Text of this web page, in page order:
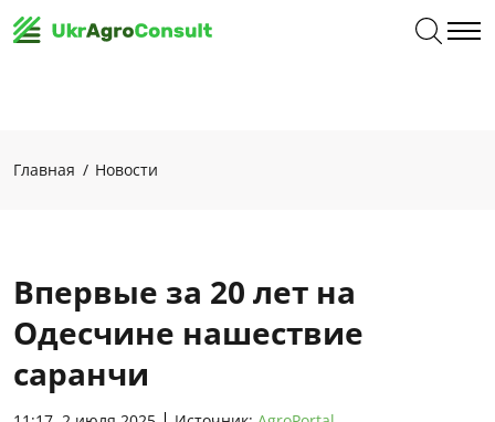
Главная Новости
Впервые за 20 лет на
Одесчине нашествие
саранчи